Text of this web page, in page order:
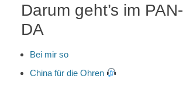
Darum geht’s im PAN-
DA
Bei mir so
China für die Ohren